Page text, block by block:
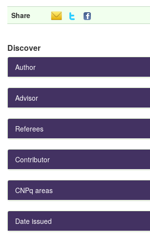
Share
Discover
Author
Advisor
Referees
Contributor
CNPq areas
Date issued